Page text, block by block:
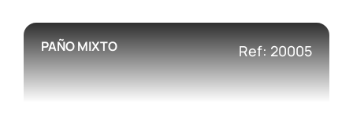
PAÑO MIXTO Ref: 20005